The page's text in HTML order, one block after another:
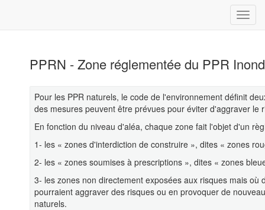
PPRN - Zone réglementée du PPR
Pour les PPR naturels, le code de l'environnement définit
des mesures peuvent être prévues pour éviter d'aggraver le
En fonction du niveau d'aléa, chaque zone fait l'objet d'un
1- les « zones d'interdiction de construire », dites « zones
2- les « zones soumises à prescriptions », dites « zones
3- les zones non directement exposées aux risques mais
pourraient aggraver des risques ou en provoquer de
naturels.